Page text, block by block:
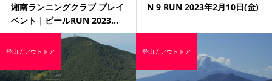
湘南ランニングクラブ プレイ
ベント｜ビールRUN 2023...
N 9 RUN 2023年2月10日(金)
登山 / アウトドア 登山 / アウトドア